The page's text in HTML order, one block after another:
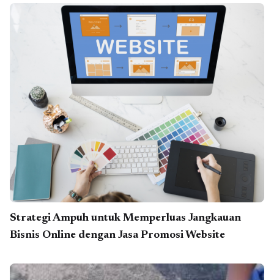
Strategi Ampuh untuk Memperluas Jangkauan
Bisnis Online dengan Jasa Promosi Website